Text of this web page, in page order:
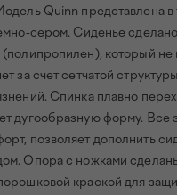
Quinn представлена в
сером. Сиденье
(полипропилен), который не
за счет сетчатой
Спинка плавно
дугообразную форму. Все
позволяет дополнить
Опора с ножками
краской для